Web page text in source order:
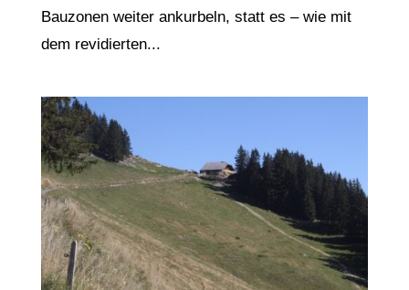
Bauzonen weiter ankurbeln, statt es – wie mit
dem revidierten...